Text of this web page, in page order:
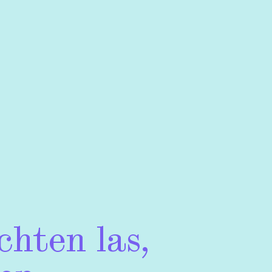
las,